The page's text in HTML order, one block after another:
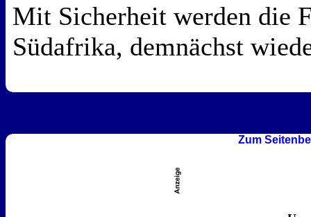
Mit Sicherheit werden die
Südafrika, demnächst
Zum